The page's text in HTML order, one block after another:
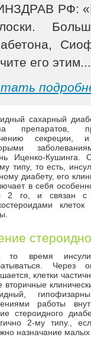
РФ:
его
сахарный
препаратов,
Иценко-Кушинга.
типу, то есть,
диабету, его
в себя
2 го, и связан с
то время
Через
клетки
вторичные
работы
стероидного
2-му типу.,
назначание